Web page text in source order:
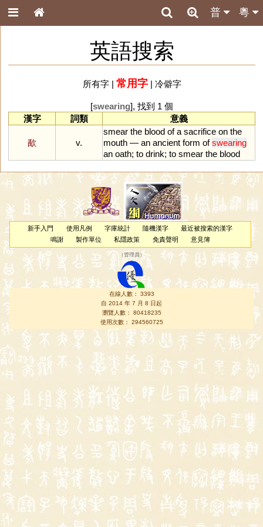
粵
普
英語搜索
所有字| 常用字| 冷僻字
[swearing], 找到 1 個
漢字
詞類 意義
歃 v.
smear the blood of a sacrifice on the
mouth — an ancient form of swearing
an oath; to drink; to smear the blood
新手入門 使用凡例 字庫統計 隨機漢字
最近被搜索的漢字
鳴謝
製作單位 私隱政策 免責聲明 意見簿
（管理員 ）
在線人數： 3393
自 2014 年 7 月 8 日起
瀏覽人數： 80418235
使用次數： 294560725